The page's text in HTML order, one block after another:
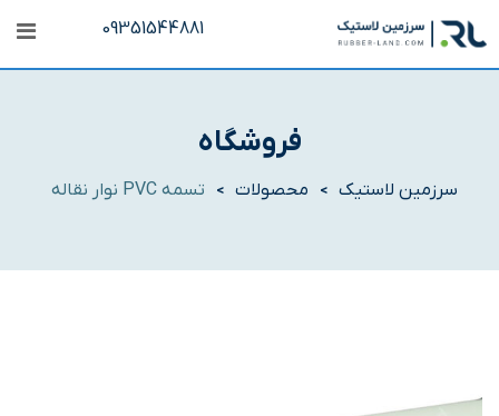
به
محتوا
09351544881
فروشگاه
سرزمین لاستیک > محصولات > تسمه PVC نوار نقاله